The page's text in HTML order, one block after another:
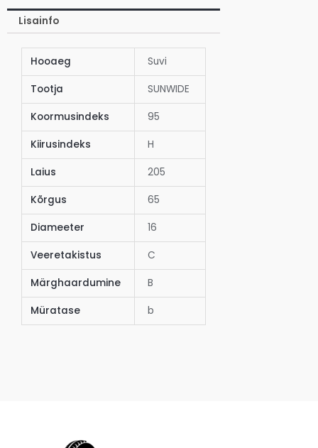
Lisainfo
Hooaeg Suvi
Tootja SUNWIDE
Koormusindeks 95
Kiirusindeks H
Laius 205
Kõrgus 65
Diameeter 16
Veeretakistus C
Märghaardumine B
Müratase b